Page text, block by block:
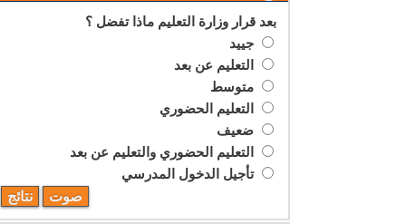
بعد قرار وزارة التعليم ماذا تفضل ؟
جييد
التعليم عن بعد
متوسط
التعليم الحضوري
ضعيف
التعليم الحضوري والتعليم عن بعد
تأجيل الدخول المدرسي